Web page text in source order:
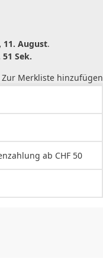
11. August.
51 Sek.
Zur Merkliste hinzufügen
ab CHF 50